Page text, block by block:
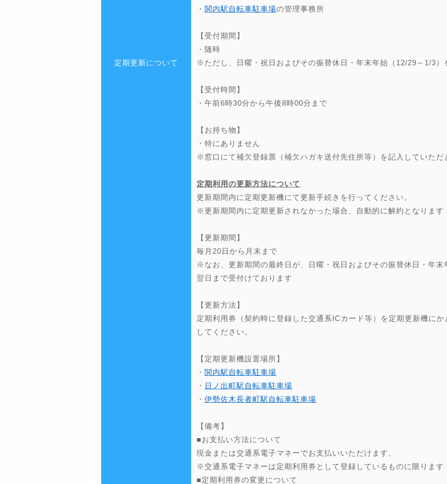
定期更新について
・ 関内駅自転車駐車場の管理事務所
【受付期間】
・随時
※ただし、日曜・祝日およびその振替休日・年末年始（12/29～1/3）
【受付時間】
・午前6時30分から午後8時00分まで
【お持ち物】
・特にありません
※窓口にて補欠登録票（補欠ハガキ送付先住所等）を記入していただ
定期利用の更新方法について
更新期間内に定期更新機にて更新手続きを行ってください。
※更新期間内に定期更新されなかった場合、自動的に解約となります
【更新期間】
毎月20日から月末まで
※なお、更新期間の最終日が、日曜・祝日およびその振替休日・年
翌日まで受付けております
【更新方法】
定期利用券（契約時に登録した交通系ICカード等）を定期更新機に
してください。
【定期更新機設置場所】
・ 関内駅自転車駐車場
・ 日ノ出町駅自転車駐車場
・ 伊勢佐木長者町駅自転車駐車場
【備考】
■お支払い方法について
現金または交通系電子マネーでお支払いいただけます。
※交通系電子マネーは定期利用券として登録しているものに限ります
■定期利用券の変更について